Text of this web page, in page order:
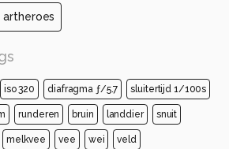
artheroes
iso 320 diafragma ƒ/5.7 sluitertijd 1/100s
runderen bruin landdier snuit
melkvee vee wei veld